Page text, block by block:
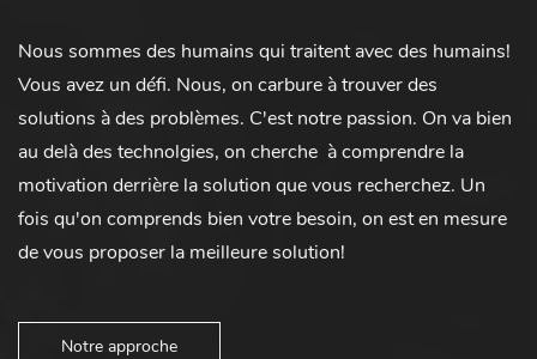
Nous sommes des humains qui traitent avec des humains!
Vous avez un défi. Nous, on carbure à trouver des
solutions à des problèmes. C'est notre passion. On va bien
au delà des technolgies, on cherche à comprendre la
motivation derrière la solution que vous recherchez. Un
fois qu'on comprends bien votre besoin, on est en mesure
de vous proposer la meilleure solution!
Notre approche